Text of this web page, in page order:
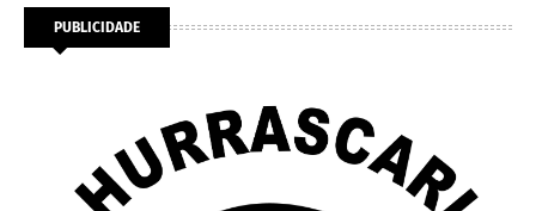
PUBLICIDADE